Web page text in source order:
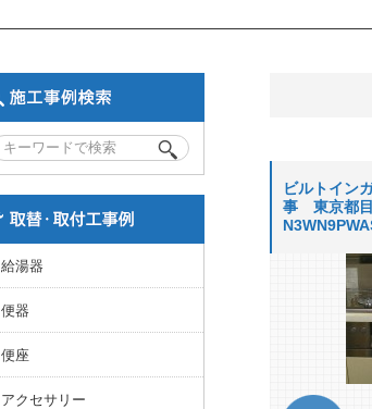
ビルトイン
事 東京都
給湯器
便器
便座
アクセサリー